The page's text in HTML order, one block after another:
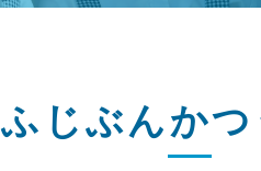
ふじぶんか